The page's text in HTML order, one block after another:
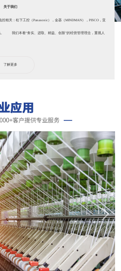
关于我们
关：松下工控（Panasonic），金器（MINDMAN），PISCO，亚
。 我们本着“务实、进取、精益、创新”的经营管理理念，重视人
了解更多